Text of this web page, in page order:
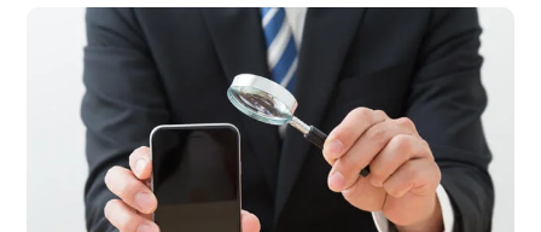
離婚問題
交通事故
遺産相続
労働問題
掲載をご検討の弁護士の方へ